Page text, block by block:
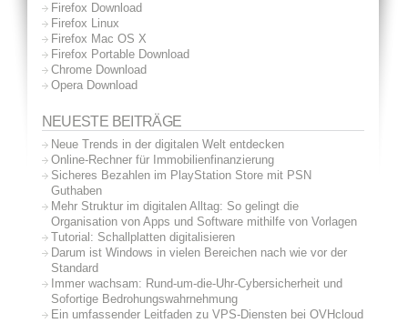
Firefox Download
Firefox Linux
Firefox Mac OS X
Firefox Portable Download
Chrome Download
Opera Download
NEUESTE BEITRÄGE
Neue Trends in der digitalen Welt entdecken
Online-Rechner für Immobilienfinanzierung
Sicheres Bezahlen im PlayStation Store mit PSN
Guthaben
Mehr Struktur im digitalen Alltag: So gelingt die
Organisation von Apps und Software mithilfe von Vorlagen
Tutorial: Schallplatten digitalisieren
Darum ist Windows in vielen Bereichen nach wie vor der
Standard
Immer wachsam: Rund-um-die-Uhr-Cybersicherheit und
Sofortige Bedrohungswahrnehmung
Ein umfassender Leitfaden zu VPS-Diensten bei OVHcloud